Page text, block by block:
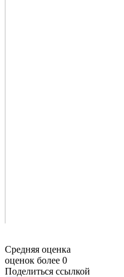
Средняя оценка
оценок более 0
Поделиться ссылкой